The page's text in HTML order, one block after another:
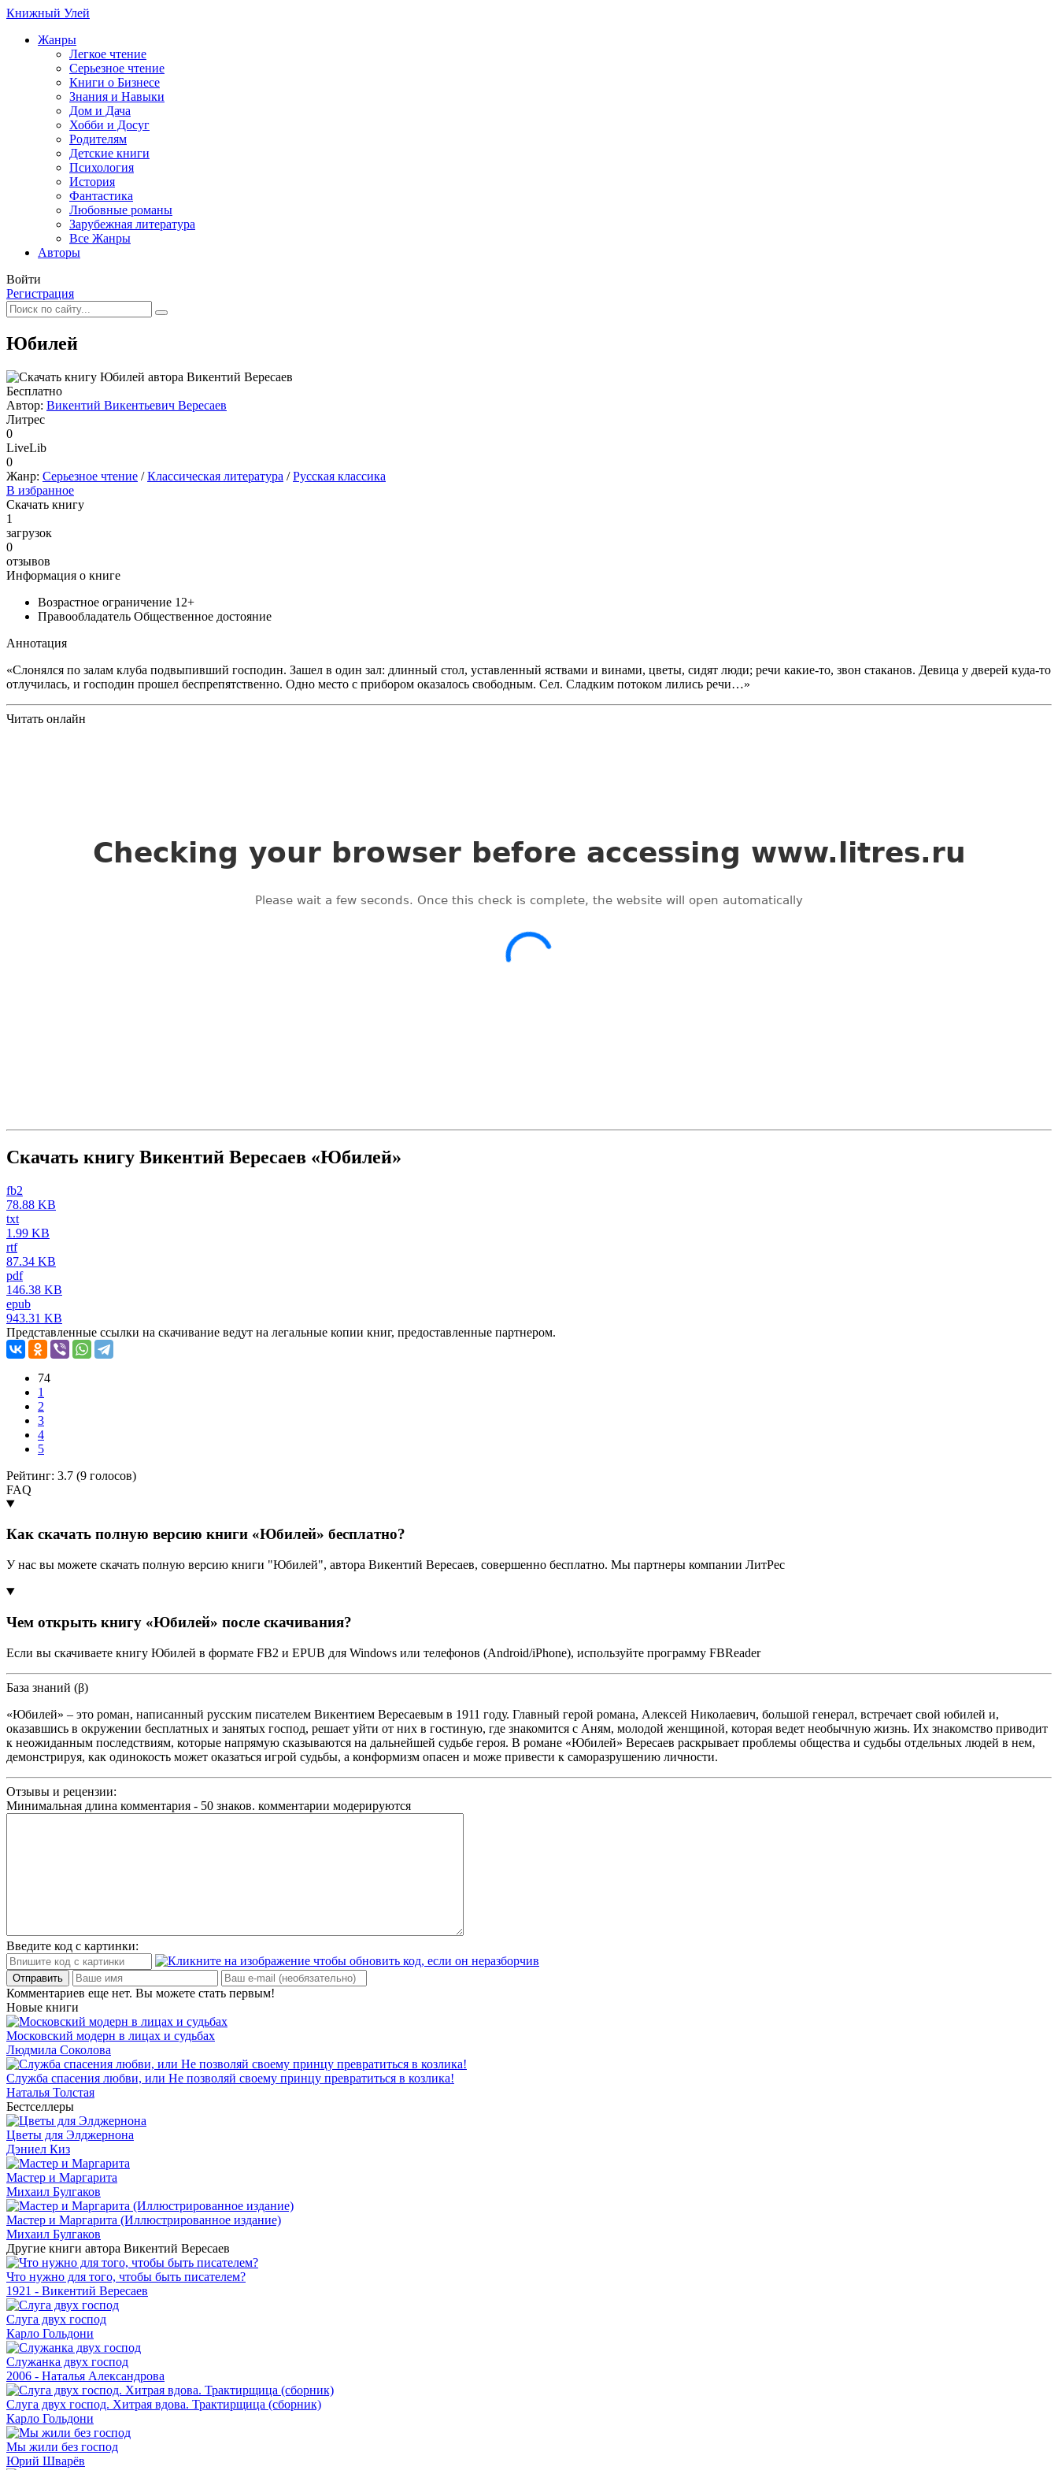
Книжный Улей
Жанры
Легкое чтение
Серьезное чтение
Книги о Бизнесе
Знания и Навыки
Дом и Дача
Хобби и Досуг
Родителям
Детские книги
Психология
История
Фантастика
Любовные романы
Зарубежная литература
Все Жанры
Авторы
Войти
Регистрация
Юбилей
Бесплатно
Автор: Викентий Викентьевич Вересаев
Литрес
0
LiveLib
0
Жанр: Серьезное чтение /Классическая литература /Русская классика
В избранное
Скачать книгу
1
загрузок
0
отзывов
Информация о книге
Возрастное ограничение 12+
Правообладатель Общественное достояние
Аннотация
«Слонялся по залам клуба подвыпивший господин. Зашел в один зал: длинный стол, уставленный яствами и винами, цветы, сидят люди; речи какие-то, звон стаканов. Девица у дверей куда-то
отлучилась, и господин прошел беспрепятственно. Одно место с прибором оказалось свободным. Сел. Сладким потоком лились речи…»
Читать онлайн
Скачать книгу Викентий Вересаев «Юбилей»
fb2
78.88 KB
txt
1.99 KB
rtf
87.34 KB
pdf
146.38 KB
epub
943.31 KB
Представленные ссылки на скачивание ведут на легальные копии книг, предоставленные партнером.
74
1
2
3
4
5
Рейтинг: 3.7 (9 голосов)
FAQ
Как скачать полную версию книги «Юбилей» бесплатно?
У нас вы можете скачать полную версию книги "Юбилей", автора Викентий Вересаев, совершенно бесплатно. Мы партнеры компании ЛитРес
Чем открыть книгу «Юбилей» после скачивания?
Если вы скачиваете книгу Юбилей в формате FB2 и EPUB для Windows или телефонов (Android/iPhone), используйте программу FBReader
База знаний (β)
«Юбилей» – это роман, написанный русским писателем Викентием Вересаевым в 1911 году. Главный герой романа, Алексей Николаевич, большой генерал, встречает свой юбилей и,
оказавшись в окружении бесплатных и занятых господ, решает уйти от них в гостиную, где знакомится с Аням, молодой женщиной, которая ведет необычную жизнь. Их знакомство приводит
к неожиданным последствиям, которые напрямую сказываются на дальнейшей судьбе героя. В романе «Юбилей» Вересаев раскрывает проблемы общества и судьбы отдельных людей в нем,
демонстрируя, как одинокость может оказаться игрой судьбы, а конформизм опасен и може привести к саморазрушению личности.
Отзывы и рецензии:
Минимальная длина комментария - 50 знаков. комментарии модерируются
Введите код с картинки:
Отправить
Комментариев еще нет. Вы можете стать первым!
Новые книги
Московский модерн в лицах и судьбах
Людмила Соколова
Служба спасения любви, или Не позволяй своему принцу превратиться в козлика!
Наталья Толстая
Бестселлеры
Цветы для Элджернона
Дэниел Киз
Мастер и Маргарита
Михаил Булгаков
Мастер и Маргарита (Иллюстрированное издание)
Михаил Булгаков
Другие книги автора Викентий Вересаев
Что нужно для того, чтобы быть писателем?
1921 - Викентий Вересаев
Слуга двух господ
Карло Гольдони
Служанка двух господ
2006 - Наталья Александрова
Слуга двух господ. Хитрая вдова. Трактирщица (сборник)
Карло Гольдони
Мы жили без господ
Юрий Шварёв